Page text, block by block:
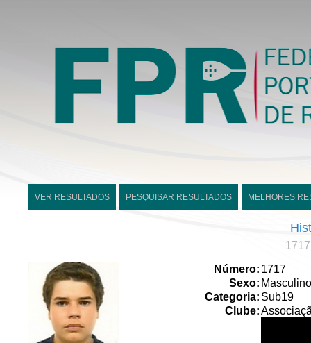
VER RESULTADOS PESQUISAR RESULTADOS MELHORES
Número: 1717
Sexo: Masculino
Categoria: Sub19
Clube: